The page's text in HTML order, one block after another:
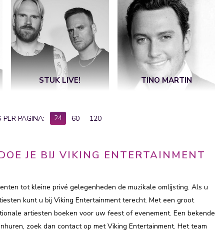
STUK LIVE! TINO MARTIN
PER PAGINA: 24 60 120
JE BIJ VIKING ENTERTAINMENT
tot kleine privé gelegenheden de muzikale omlijsting. Als u
kunt u bij Viking Entertainment terecht. Met een groot
artiesten boeken voor uw feest of evenement. Een bekende
zoek dan contact op met Viking Entertainment. Het team